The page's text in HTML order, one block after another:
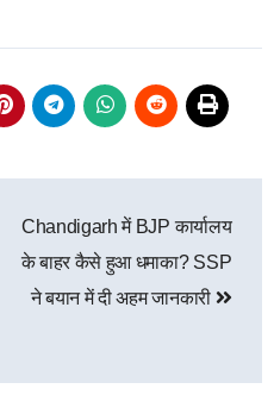
Chandigarh में BJP कार्यालय
के बाहर कैसे हुआ धमाका? SSP
ने बयान में दी अहम जानकारी